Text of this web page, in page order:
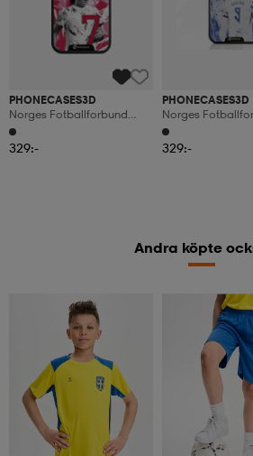
PHONECASES3D
Norges Fotballforbund
Official 3d Phone Case
Design 147
329:-
PHONECASES3D
Norges
Official 3d Phone
Design Haaland
329:-
Andra köpte